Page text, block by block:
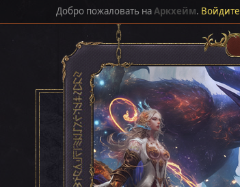
Добро пожаловать наАркхейм. Войдите